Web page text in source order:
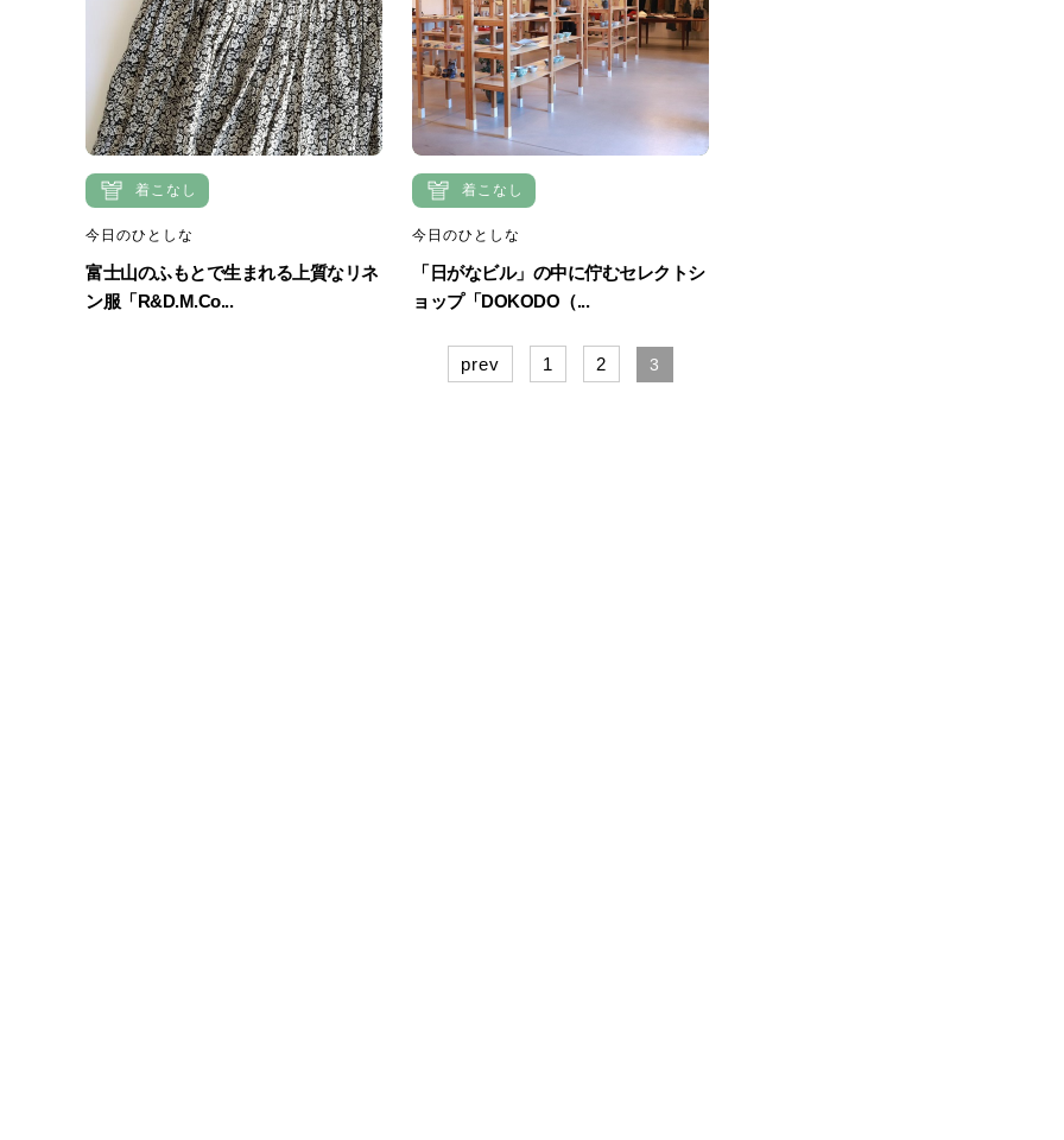
着こなし
今日のひとしな
富士山のふもとで生まれる上質なリネ
ン服「R&D.M.Co...
着こなし
今日のひとしな
「日がなビル」の中に佇むセレクトシ
ョップ「DOKODO（...
prev 1 2 3